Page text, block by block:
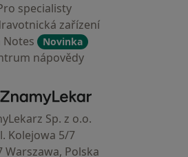
specialisty
zařízení
Notes
Novinka
nápovědy
ZnamyLekar - Hlavní stránka
Sp. z o.o.
Kolejowa 5/7
Warszawa, Polska